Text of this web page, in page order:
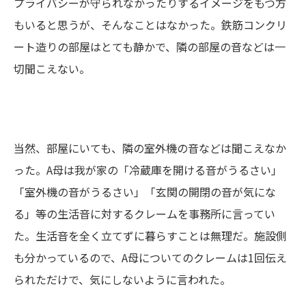
もいると思うが、そんなことはなかった。鉄筋コンクリ
ート造りの部屋はとても静かで、隣の部屋の音などは一
切聞こえない。
当然、部屋にいても、隣の室外機の音などは聞こえなか
った。A母は我が家の「冷蔵庫を開ける音がうるさい」
「室外機の音がうるさい」「玄関の開閉の音が気にな
る」等の生活音に対するクレームを事務所に言ってい
た。生活音を全く立てずに暮らすことは無理だ。施設側
も分かっているので、A母についてのクレームは1回伝え
られただけで、気にしないように言われた。